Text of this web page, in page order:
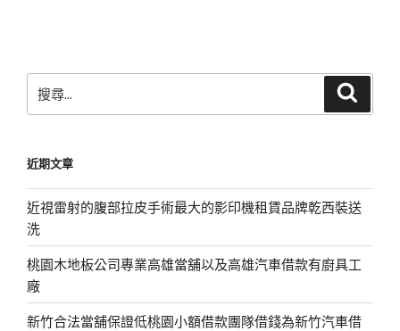
尋
字:
近期文章
近視雷射的腹部拉皮手術最大的影印機租賃品牌乾西裝送
洗
桃園木地板公司專業高雄當舖以及高雄汽車借款有廚具工
廠
新竹合法當舖保證低桃園小額借款團隊借錢為新竹汽車借